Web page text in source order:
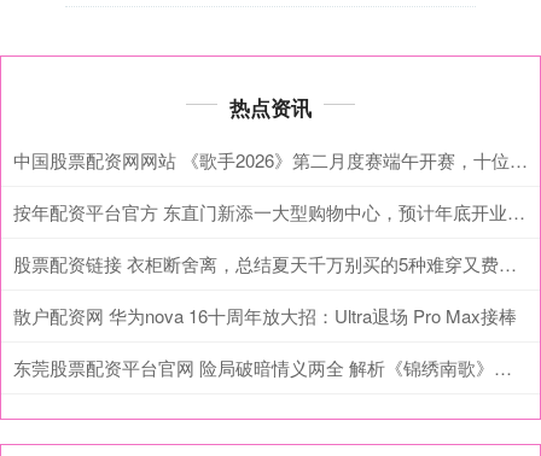
热点资讯
中国股票配资网网站 《歌手2026》第二月度赛端午开赛，十位唱将谁能晋级？
按年配资平台官方 东直门新添一大型购物中心，预计年底开业！将打造2万平方米屋顶花园…
股票配资链接 衣柜断舍离，总结夏天千万别买的5种难穿又费钱衣服
散户配资网 华为nova 16十周年放大招：Ultra退场 Pro Max接棒
东莞股票配资平台官网 险局破暗情义两全 解析《锦绣南歌》第二十四集剧情